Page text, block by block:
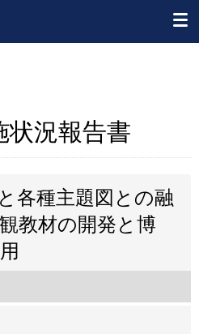
状況報告書
各種主題図との融
教材の開発と博